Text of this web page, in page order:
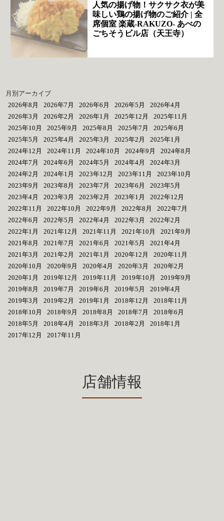
人気の揚げ物！サクサク衣が美
味しい鶏の揚げ物のご紹介 | 全
席個室 楽蔵‐RAKUZO‐ あべの
ごちそうビル店（天王寺）
月別アーカイブ
2026年8月
2026年7月 2026年6月 2026年5月
2026年4月
2026年3月
2026年2月 2026年1月 2025年12月
2025年11月
2025年10月
2025年9月 2025年8月 2025年7月
2025年6月
2025年5月
2025年4月 2025年3月 2025年2月
2025年1月
2024年12月
2024年11月 2024年10月 2024年9月
2024年8月
2024年7月
2024年6月 2024年5月 2024年4月
2024年3月
2024年2月
2024年1月 2023年12月 2023年11月
2023年10月
2023年9月
2023年8月 2023年7月 2023年6月
2023年5月
2023年4月
2023年3月 2023年2月 2023年1月
2022年12月
2022年11月
2022年10月 2022年9月 2022年8月
2022年7月
2022年6月
2022年5月 2022年4月 2022年3月
2022年2月
2022年1月
2021年12月 2021年11月 2021年10月
2021年9月
2021年8月
2021年7月 2021年6月 2021年5月
2021年4月
2021年3月
2021年2月 2021年1月 2020年12月
2020年11月
2020年10月
2020年9月 2020年4月 2020年3月
2020年2月
2020年1月
2019年12月 2019年11月 2019年10月
2019年9月
2019年8月
2019年7月 2019年6月 2019年5月
2019年4月
2019年3月
2019年2月 2019年1月 2018年12月
2018年11月
2018年10月
2018年9月 2018年8月 2018年7月
2018年6月
2018年5月
2018年4月 2018年3月 2018年2月
2018年1月
2017年12月
2017年11月
店舗情報